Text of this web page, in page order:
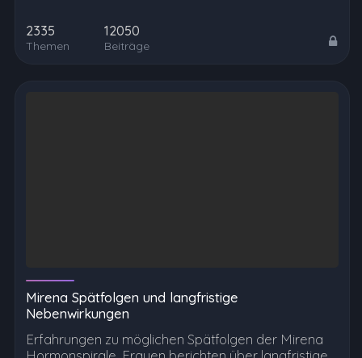
2335
Themen
12050
Beiträge
Mirena Spätfolgen und langfristige
Nebenwirkungen
Erfahrungen zu möglichen Spätfolgen der Mirena